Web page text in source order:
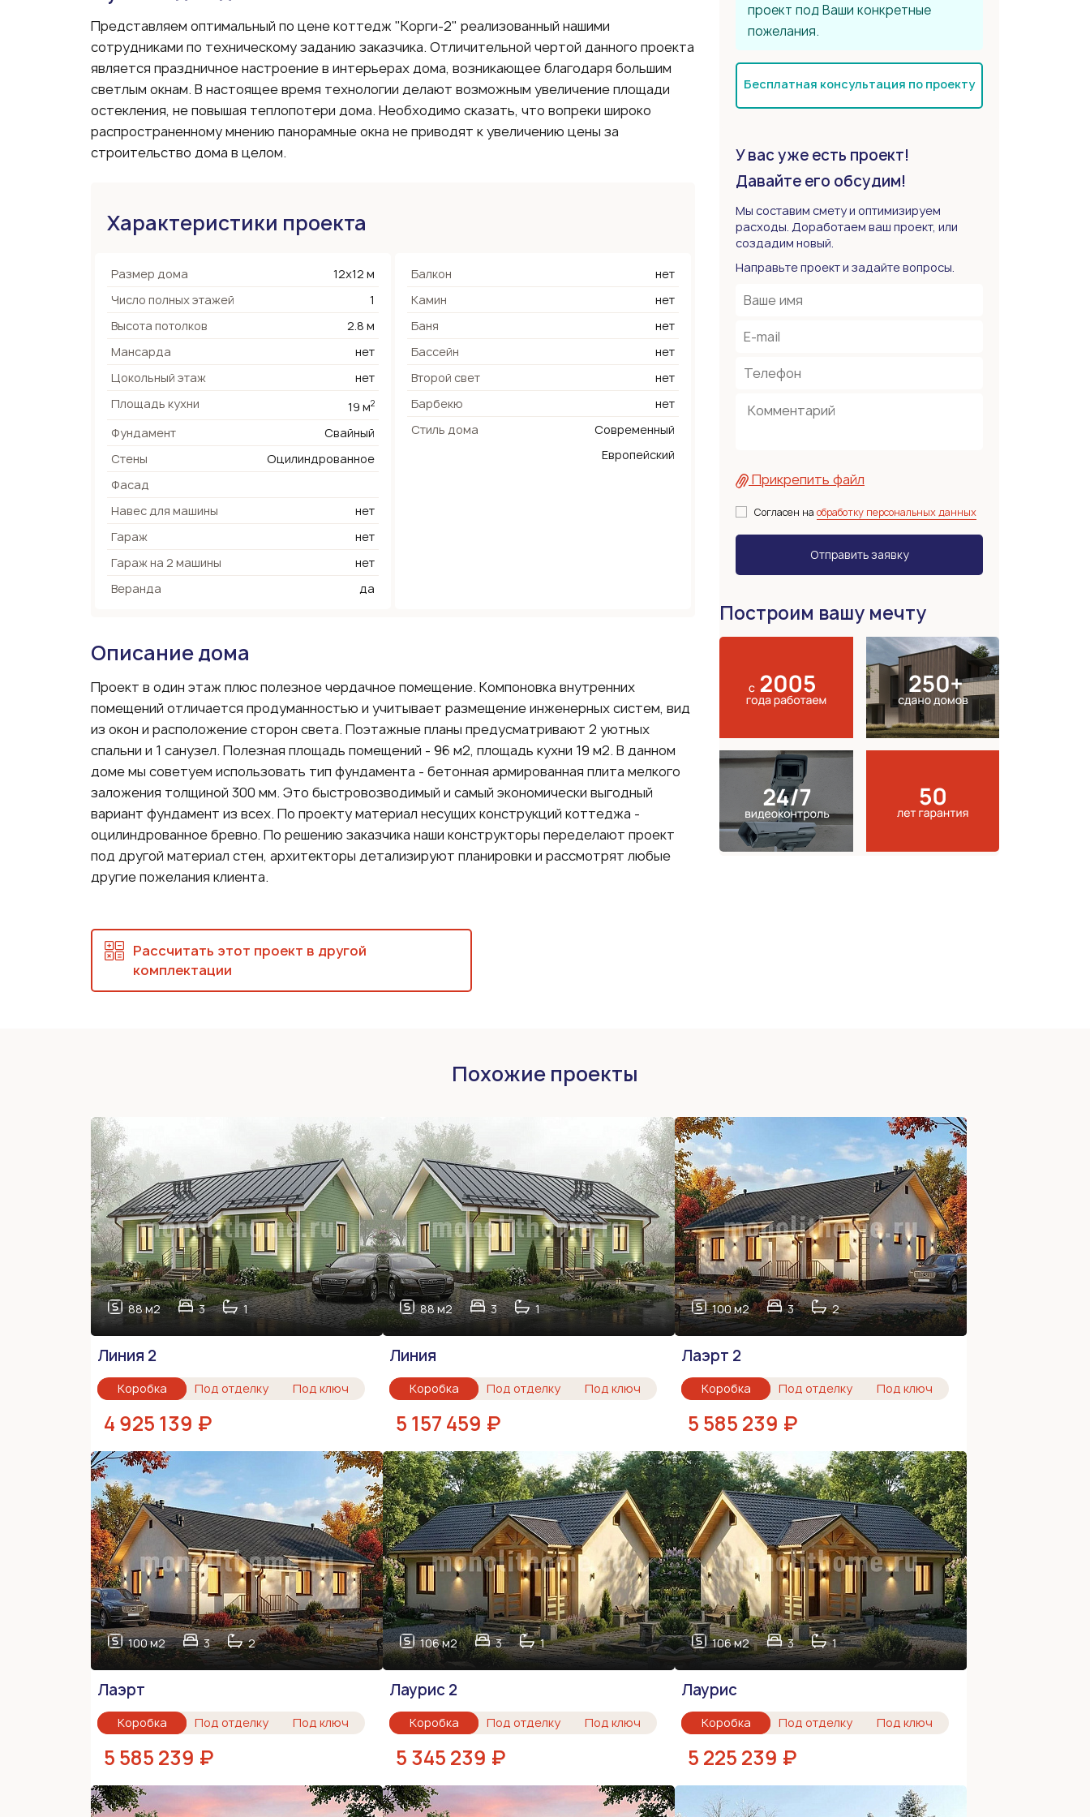
Представляем оптимальный по цене коттедж "Корги-2" реализованный нашими
сотрудниками по техническому заданию заказчика. Отличительной чертой данного проекта
является праздничное настроение в интерьерах дома, возникающее благодаря большим
светлым окнам. В настоящее время технологии делают возможным увеличение площади
остекления, не повышая теплопотери дома. Необходимо сказать, что вопреки широко
распространенному мнению панорамные окна не приводят к увеличению цены за
строительство дома в целом.
Характеристики проекта
Размер дома
12х12 м
Число полных этажей
1
Высота потолков
2.8 м
Мансарда
нет
Цокольный этаж
нет
Площадь кухни
19 м2
Фундамент
Свайный
Стены
Оцилиндрованное
Фасад
Навес для машины
нет
Гараж
нет
Гараж на 2 машины
нет
Веранда
да
Балкон
нет
Камин
нет
Баня
нет
Бассейн
нет
Второй свет
нет
Барбекю
нет
Стиль дома
Современный
Европейский
Описание дома
Проект в один этаж плюс полезное чердачное помещение. Компоновка внутренних
помещений отличается продуманностью и учитывает размещение инженерных систем, вид
из окон и расположение сторон света. Поэтажные планы предусматривают 2 уютных
спальни и 1 санузел. Полезная площадь помещений - 96 м2, площадь кухни 19 м2. В данном
доме мы советуем использовать тип фундамента - бетонная армированная плита мелкого
заложения толщиной 300 мм. Это быстровозводимый и самый экономически выгодный
вариант фундамент из всех. По проекту материал несущих конструкций коттеджа -
оцилиндрованное бревно. По решению заказчика наши конструкторы переделают проект
под другой материал стен, архитекторы детализируют планировки и рассмотрят любые
другие пожелания клиента.
проект под Ваши конкретные
пожелания.
Бесплатная консультация по проекту
У вас уже есть проект!
Давайте его обсудим!
Мы составим смету и оптимизируем
расходы. Доработаем ваш проект, или
создадим новый.
Направьте проект и задайте вопросы.
Прикрепить файл
Согласен на обработку персональных данных
Построим вашу мечту
Рассчитать этот проект в другой
комплектации
Похожие проекты
88 м2 3 1
Линия 2
Коробка Под отделку Под ключ
4 925 139 ₽
88 м2 3 1
Линия
Коробка Под отделку Под ключ
5 157 459 ₽
100 м2 3 2
Лаэрт 2
Коробка Под отделку Под ключ
5 585 239 ₽
100 м2 3 2
Лаэрт
Коробка Под отделку Под ключ
5 585 239 ₽
106 м2 3 1
Лаурис 2
Коробка Под отделку Под ключ
5 345 239 ₽
106 м2 3 1
Лаурис
Коробка Под отделку Под ключ
5 225 239 ₽